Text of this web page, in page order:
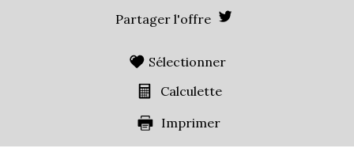
Partager l'offre
Sélectionner
Calculette
Imprimer